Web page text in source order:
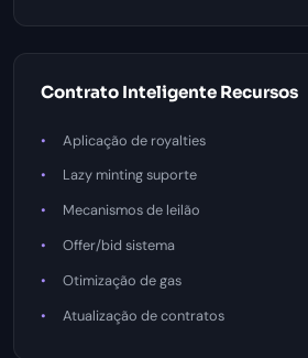
Contrato Inteligente Recursos
Aplicação de royalties
Lazy minting suporte
Mecanismos de leilão
Offer/bid sistema
Otimização de gas
Atualização de contratos